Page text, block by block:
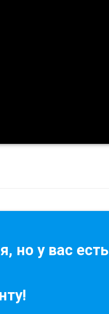
но у вас есть